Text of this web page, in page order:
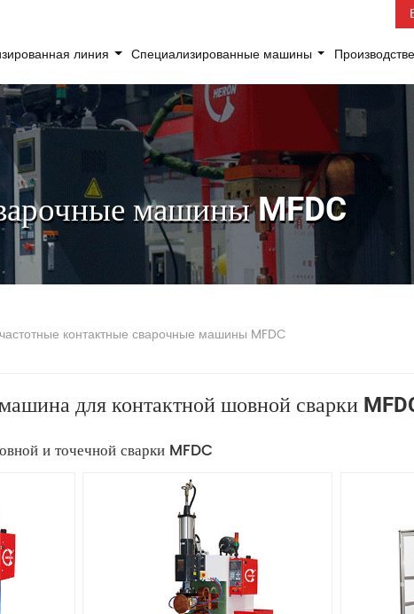
линия Специализированные машины
машины MFDC
контактные сварочные машины MFDC
для контактной шовной сварки
и точечной сварки MFDC